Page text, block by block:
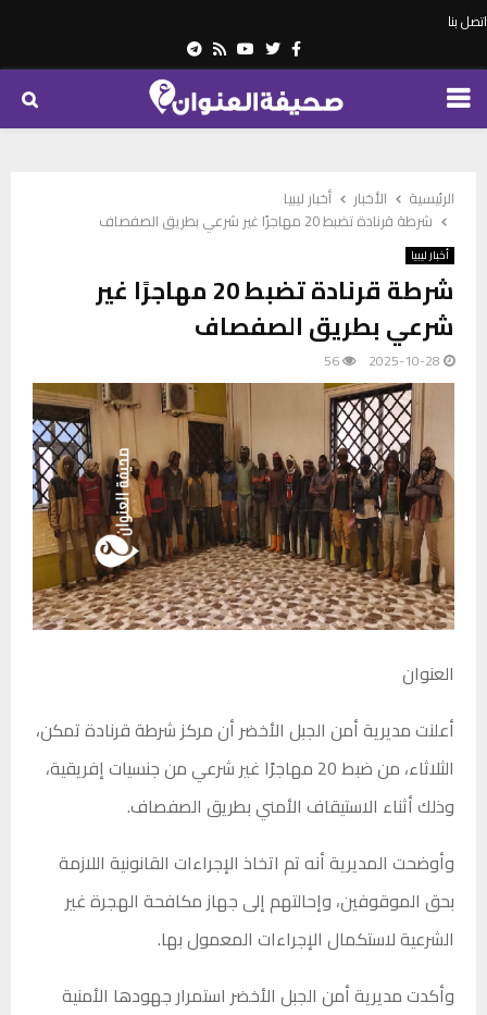
اتصل بنا
Facebook
Twitter
Youtube
Rss
Telegram
PRIMARY
الرئيسية الأخبار
أخبار ليبيا
شرطة قرنادة تضبط 20 مهاجرًا غير شرعي بطريق الصفصاف
أخبار ليبيا
شرطة قرنادة تضبط 20 مهاجرًا غير
شرعي بطريق الصفصاف
2025-10-28
56
العنوان
أعلنت مديرية أمن الجبل الأخضر أن مركز شرطة قرنادة تمكن،
الثلاثاء، من ضبط 20 مهاجرًا غير شرعي من جنسيات إفريقية،
وذلك أثناء الاستيقاف الأمني بطريق الصفصاف.
وأوضحت المديرية أنه تم اتخاذ الإجراءات القانونية اللازمة
بحق الموقوفين، وإحالتهم إلى جهاز مكافحة الهجرة غير
الشرعية لاستكمال الإجراءات المعمول بها.
وأكدت مديرية أمن الجبل الأخضر استمرار جهودها الأمنية